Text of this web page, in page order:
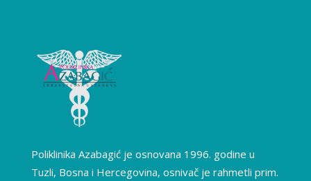
Poliklinika Azabagić je osnovana 1996. godine u
Tuzli, Bosna i Hercegovina, osnivač je rahmetli prim.